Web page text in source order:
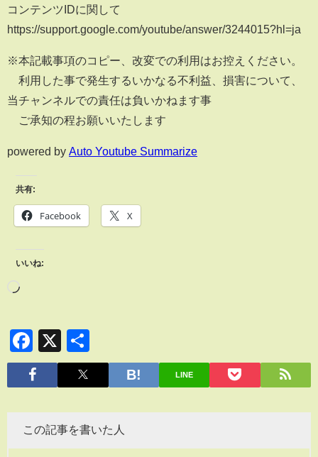
コンテンツIDに関して
https://support.google.com/youtube/answer/3244015?hl=ja
※本記載事項のコピー、改変での利用はお控えください。
利用した事で発生するいかなる不利益、損害について、
当チャンネルでの責任は負いかねます事
ご承知の程お願いいたします
powered by Auto Youtube Summarize
共有:
Facebook X
いいね:
Facebook
X
有
LINE
この記事を書いた人